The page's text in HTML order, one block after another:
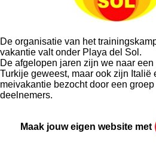
De organisatie van het
vakantie valt onder Playa del Sol.
De afgelopen jaren zijn we naar
Turkije geweest, maar ook zijn Italië
meivakantie bezocht door een
deelnemers.
Maak jouw eigen website met